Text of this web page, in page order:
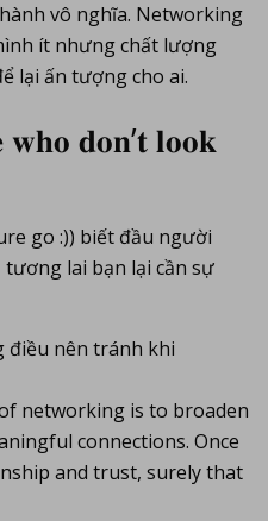
vô nghĩa. Networking
ít nhưng chất lượng
lại ấn tượng cho ai.
𝐰𝐡𝐨 𝐝𝐨𝐧’𝐭 𝐥𝐨𝐨𝐤
go :)) biết đầu người
lai bạn lại cần sự
networking is to broaden
connections. Once
and trust, surely that